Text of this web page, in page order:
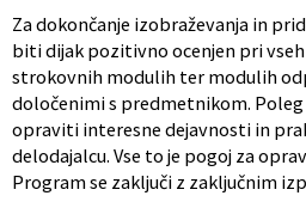
Za dokončanje izobraževanja in
biti dijak pozitivno ocenjen pri
strokovnih modulih ter modulih
določenimi s predmetnikom.
opraviti interesne dejavnosti in
delodajalcu. Vse to je pogoj za
Program se zaključi z zaključnim